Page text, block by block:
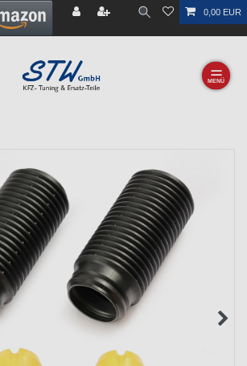
0,00 EUR
☰